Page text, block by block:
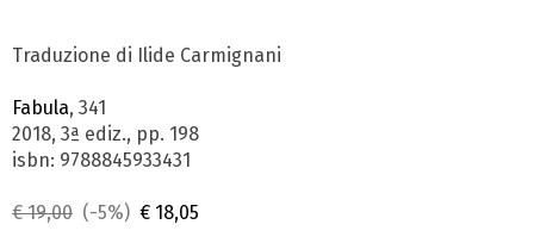
Traduzione di Ilide Carmignani
Fabula, 341
2018, 3ª ediz., pp. 198
isbn: 9788845933431
€ 19,00 (-5%) € 18,05